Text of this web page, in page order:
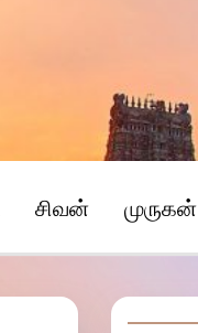
சிவன் முருகன்